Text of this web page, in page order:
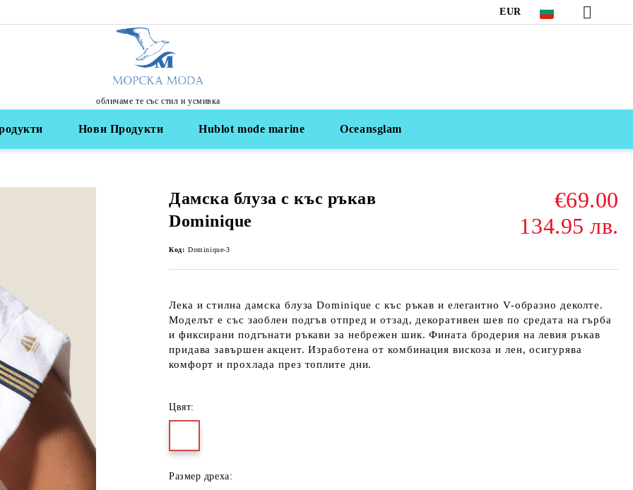
EUR
обличаме те със стил и усмивка
Нови Продукти Hublot mode marine Oceansglam
Дамска блуза с къс ръкав
Dominique
€69.00
134.95 лв.
Код: Dominique-3
Лека и стилна дамска блуза Dominique с къс ръкав и елегантно V-образно деколте.
Моделът е със заоблен подгъв отпред и отзад, декоративен шев по средата на гърба
и фиксирани подгънати ръкави за небрежен шик. Фината бродерия на левия ръкав
придава завършен акцент. Изработена от комбинация вискоза и лен, осигурява
комфорт и прохлада през топлите дни.
Цвят:
Размер дреха: